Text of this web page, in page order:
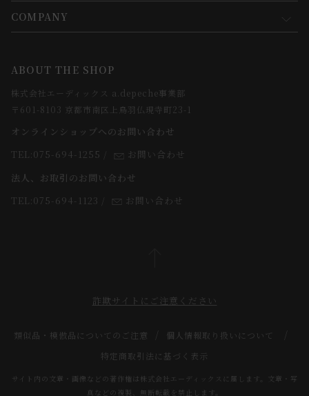
会員規約について
会員登録について
お支払方法について
お届けについて
よくあるご質問
コンセプト
webカタログ
COMPANY
求人情報
法人のお客様
スタッフ
ABOUT THE SHOP
株式会社エーディックス a.depeche事業部
〒601-8103 京都市南区上鳥羽仏現寺町23-1
オンラインショップへのお問い合わせ
TEL:075-694-1255
お問い合わせ
法人、お取引のお問い合わせ
TEL:075-694-1123
お問い合わせ
詐欺サイトにご注意ください
類似品・模倣品についてのご注意
個人情報取り扱いについて
特定商取引法に基づく表示
サイト内の文章・画像などの著作権は株式会社エーディックスに属します。文章・写
真などの複製、無断転載を禁止します。